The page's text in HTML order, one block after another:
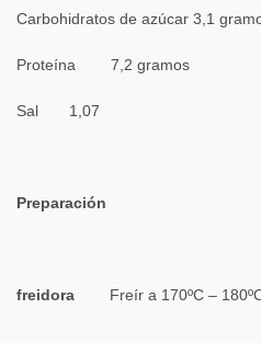
Carbohidratos de azúcar 3,1
Proteína 7,2 gramos
Sal 1,07
Preparación
freidora Freír a 170ºC –